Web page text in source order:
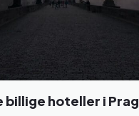
billige hoteller i Prag